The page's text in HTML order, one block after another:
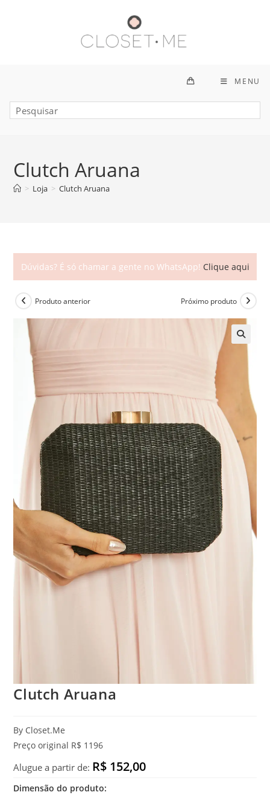
MENU
Clutch Aruana
> Loja > Clutch Aruana
Dúvidas? É só chamar a gente no WhatsApp! Clique aqui
Produto anterior Próximo produto
Clutch Aruana
By Closet.Me
Preço original R$ 1196
Alugue a partir de: R$ 152,00
Dimensão do produto: